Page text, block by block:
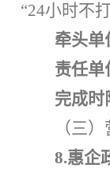
“24小时不
牵头单
责任单
完成时
（三
8.惠企